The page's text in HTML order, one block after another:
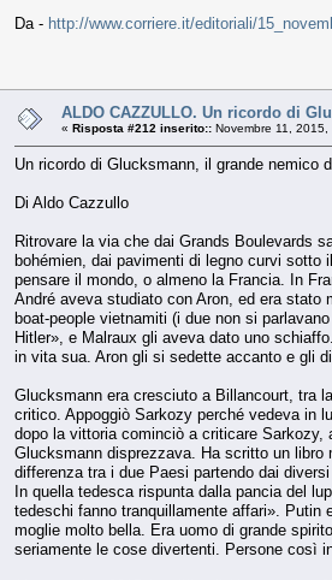
Da - http://www.corriere.it/editoriali/
ALDO CAZZULLO. Un ricordo di
« Risposta #212 inserito:: Novembre 11,
Un ricordo di Glucksmann, il grande nemico
Di Aldo Cazzullo
Ritrovare la via che dai Grands Boulevards
bohémien, dai pavimenti di legno curvi
pensare il mondo, o almeno la Francia. In
André aveva studiato con Aron, ed era
boat-people vietnamiti (i due non si
Hitler», e Malraux gli aveva dato uno
in vita sua. Aron gli si sedette accanto e gli
Glucksmann era cresciuto a Billancourt, tra
critico. Appoggiò Sarkozy perché vedeva in
dopo la vittoria cominciò a criticare Sarkozy,
Glucksmann disprezzava. Ha scritto un libro
differenza tra i due Paesi partendo dai
In quella tedesca rispunta dalla pancia del
tedeschi fanno tranquillamente affari». Putin
moglie molto bella. Era uomo di grande
seriamente le cose divertenti. Persone così